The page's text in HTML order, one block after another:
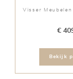
Visser
€
Bekijk